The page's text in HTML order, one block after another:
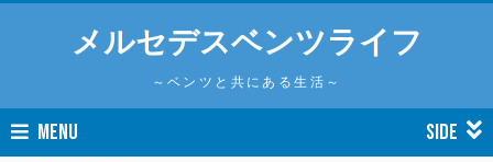
メルセデスベンツライフ
～ベンツと共にある生活～
MENU SIDE